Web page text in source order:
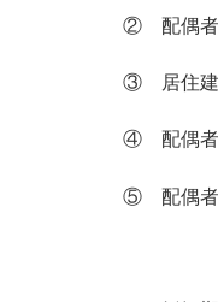
② 配偶者
③ 居住建
④ 配偶者
⑤ 配偶者